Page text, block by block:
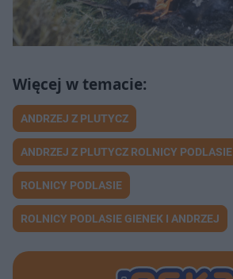
ANDRZEJ Z PLUTYCZ
ANDRZEJ Z PLUTYCZ ROLNICY PODLASIE
ROLNICY PODLASIE
ROLNICY PODLASIE GIENEK I ANDRZEJ